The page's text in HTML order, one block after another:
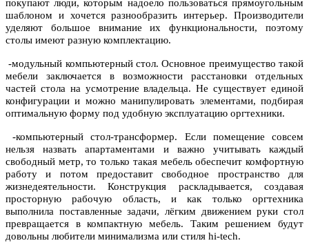
покупают люди, которым надоело пользоваться прямоугольным
шаблоном и хочется разнообразить интерьер. Производители
уделяют большое внимание их функциональности, поэтому
столы имеют разную комплектацию.
-модульный компьютерный стол. Основное преимущество такой
мебели заключается в возможности расстановки отдельных
частей стола на усмотрение владельца. Не существует единой
конфигурации и можно манипулировать элементами, подбирая
оптимальную форму под удобную эксплуатацию оргтехники.
-компьютерный стол-трансформер. Если помещение совсем
нельзя назвать апартаментами и важно учитывать каждый
свободный метр, то только такая мебель обеспечит комфортную
работу и потом предоставит свободное пространство для
жизнедеятельности. Конструкция раскладывается, создавая
просторную рабочую область, и как только оргтехника
выполнила поставленные задачи, лёгким движением руки стол
превращается в компактную мебель. Таким решением будут
довольны любители минимализма или стиля hi-tech.